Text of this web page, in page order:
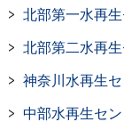
北部第一水再
北部第二水再
神奈川水再生
中部水再生セ